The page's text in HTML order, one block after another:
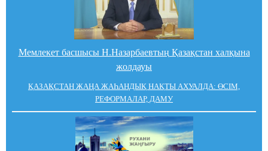
Мемлекет басшысы Н.Назарбаевтың Қазақстан халқына
жолдауы
ҚАЗАҚСТАН ЖАҢА ЖАҺАНДЫҚ НАҚТЫ АХУАЛДА: ӨСІМ,
РЕФОРМАЛАР, ДАМУ